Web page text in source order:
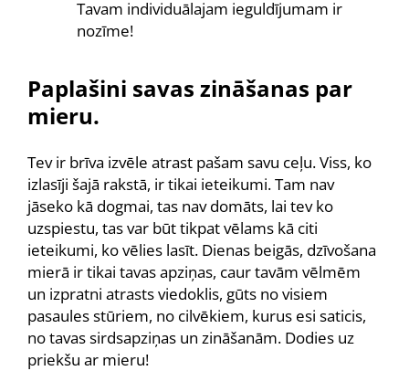
Tavam individuālajam ieguldījumam ir
nozīme!
Paplašini savas zināšanas par
mieru.
Tev ir brīva izvēle atrast pašam savu ceļu. Viss, ko
izlasīji šajā rakstā, ir tikai ieteikumi. Tam nav
jāseko kā dogmai, tas nav domāts, lai tev ko
uzspiestu, tas var būt tikpat vēlams kā citi
ieteikumi, ko vēlies lasīt. Dienas beigās, dzīvošana
mierā ir tikai tavas apziņas, caur tavām vēlmēm
un izpratni atrasts viedoklis, gūts no visiem
pasaules stūriem, no cilvēkiem, kurus esi saticis,
no tavas sirdsapziņas un zināšanām. Dodies uz
priekšu ar mieru!